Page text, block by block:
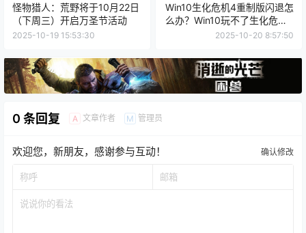
怪物猎人：荒野将于10月22日
（下周三）开启万圣节活动
2025-10-19 15:53:30
Win10生化危机4重制版闪退怎
么办？Win10玩不了生化危机4
重制版的解决方法
2025-10-20 8:57:50
0 条回复 A 文章作者 M 管理员
欢迎您，新朋友，感谢参与互动！ 确认修改